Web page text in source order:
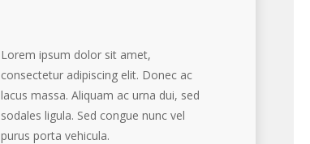
Lorem ipsum dolor sit amet,
consectetur adipiscing elit. Donec ac
lacus massa. Aliquam ac urna dui, sed
sodales ligula. Sed congue nunc vel
purus porta vehicula.